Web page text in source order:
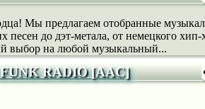
Мы предлагаем отобранные
до дэт-метала, от немецкого хип-
выбор на любой музыкальный...
RADIO [AAC]